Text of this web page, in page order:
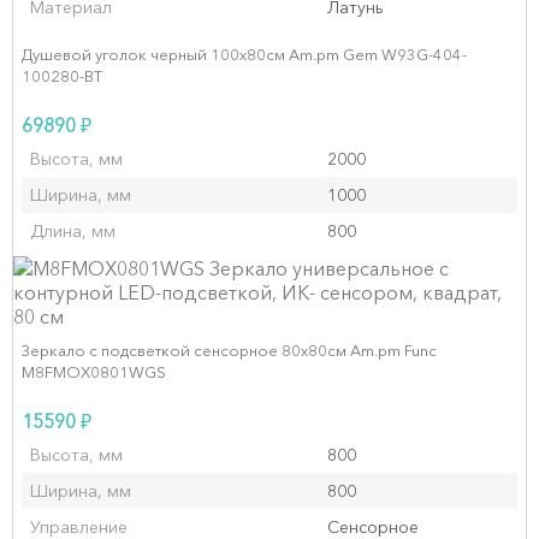
Материал Латунь
Душевой уголок черный 100x80см Am.pm Gem W93G-404-
100280-BT
69890 ₽
Высота, мм
2000
Ширина, мм
1000
Длина, мм
800
Зеркало с подсветкой сенсорное 80х80см Am.pm Func
M8FMOX0801WGS
15590 ₽
Высота, мм
800
Ширина, мм
800
Управление
Сенсорное